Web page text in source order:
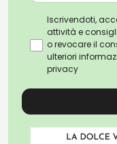
Iscrivendoti,
attività e
o revocare il
ulteriori
privacy